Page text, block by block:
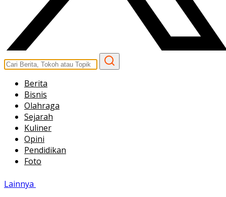
Berita
Bisnis
Olahraga
Sejarah
Kuliner
Opini
Pendidikan
Foto
Lainnya